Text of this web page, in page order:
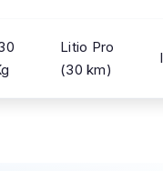
Litio Pro
(30 km)